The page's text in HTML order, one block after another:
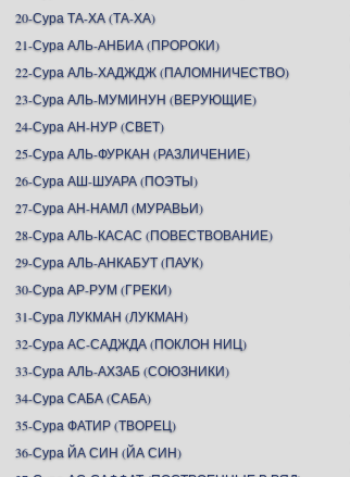
20-Сура ТА-ХА (ТА-ХА)
21-Сура АЛЬ-АНБИА (ПРОРОКИ)
22-Сура АЛЬ-ХАДЖДЖ (ПАЛОМНИЧЕСТВО)
23-Сура АЛЬ-МУМИНУН (ВЕРУЮЩИЕ)
24-Сура АН-НУР (СВЕТ)
25-Сура АЛЬ-ФУРКАН (РАЗЛИЧЕНИЕ)
26-Сура АШ-ШУАРА (ПОЭТЫ)
27-Сура АН-НАМЛ (МУРАВЬИ)
28-Сура АЛЬ-КАСАС (ПОВЕСТВОВАНИЕ)
29-Сура АЛЬ-АНКАБУТ (ПАУК)
30-Сура АР-РУМ (ГРЕКИ)
31-Сура ЛУКМАН (ЛУКМАН)
32-Сура АС-САДЖДА (ПОКЛОН НИЦ)
33-Сура АЛЬ-АХЗАБ (СОЮЗНИКИ)
34-Сура САБА (САБА)
35-Сура ФАТИР (ТВОРЕЦ)
36-Сура ЙА СИН (ЙА СИН)